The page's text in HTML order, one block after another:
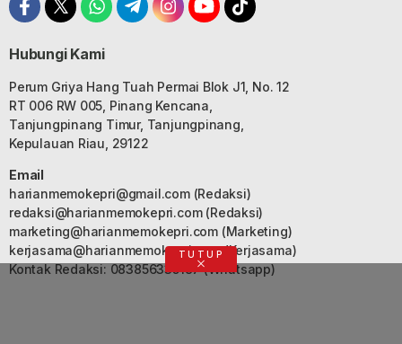
Hubungi Kami
Perum Griya Hang Tuah Permai Blok J1, No. 12
RT 006 RW 005, Pinang Kencana,
Tanjungpinang Timur, Tanjungpinang,
Kepulauan Riau, 29122
Email
harianmemokepri@gmail.com(Redaksi)
redaksi@harianmemokepri.com(Redaksi)
marketing@harianmemokepri.com(Marketing)
kerjasama@harianmemokepri.com(Kerjasama)
Kontak Redaksi: 083856335187 (Whatsapp)
TUTUP